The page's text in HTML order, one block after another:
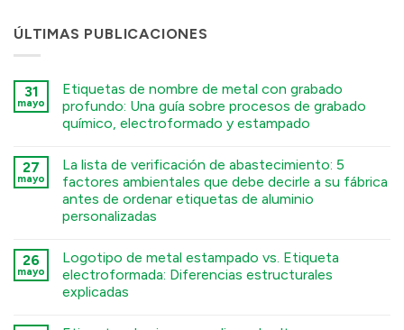
ÚLTIMAS PUBLICACIONES
31
mayo
Etiquetas de nombre de metal con grabado
profundo: Una guía sobre procesos de grabado
químico, electroformado y estampado
नहीं
Deep
Engraving
Metal
Nametags:
A
Chemical
Etching,
Electroforming,
and
27
mayo
La lista de verificación de abastecimiento: 5
factores ambientales que debe decirle a su fábrica
antes de ordenar etiquetas de aluminio
personalizadas
नहीं
The
Sourcing
Checklist:
26
mayo
Logotipo de metal estampado vs. Etiqueta
electroformada: Diferencias estructurales
explicadas